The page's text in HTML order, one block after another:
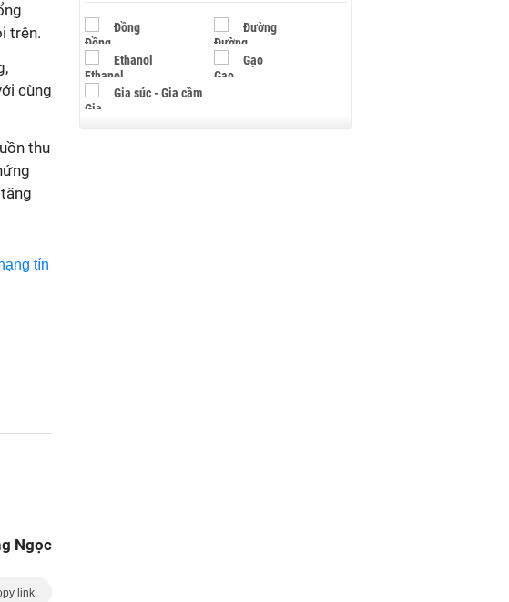
trên.
cùng
thu
Ngọc
link
Đồng Đường
Ethanol Gạo
Gia súc - Gia cầm